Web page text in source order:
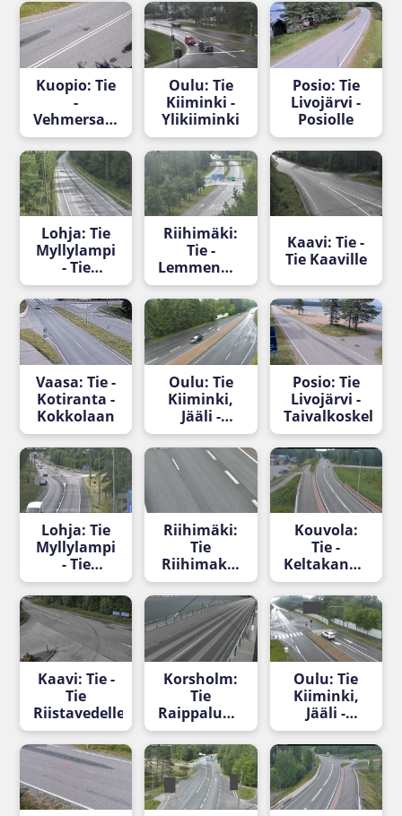
Tienpinta Lahteen - null
Kuopio: Tie
-
Vehmersalmi
- Tienpinta
Oulu: Tie
Kiiminki -
Ylikiiminki
Posio: Tie
Livojärvi -
Posiolle
Lohja: Tie
Myllylampi
- Tie
Hyvinkäälle
Riihimäki:
Tie -
Lemmenmäki
- Tie
Turkuun
Kaavi: Tie -
Tie Kaaville
Vaasa: Tie -
Kotiranta -
Kokkolaan
Oulu: Tie
Kiiminki,
Jääli -
Kuusamoon
Posio: Tie
Livojärvi -
Taivalkoskelle
Lohja: Tie
Myllylampi
- Tie
Hankoon
Riihimäki:
Tie
Riihimaki -
Tienpinta
Kouvola:
Tie -
Keltakangas
- Tie
Myllykoskelle
Kaavi: Tie -
Tie
Riistavedelle
Korsholm:
Tie
Raippaluoto
- Vaasaan
Oulu: Tie
Kiiminki,
Jääli -
Ouluun